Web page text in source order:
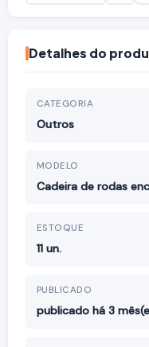
Detalhes do
CATEGORIA
Outros
MODELO
Cadeira de rodas
ESTOQUE
11 un.
PUBLICADO
publicado há 3